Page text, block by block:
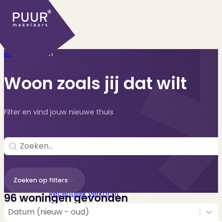
Ontdek onze woningen..
Recentelijk verkocht
Net te laat? Kijk mee..
Huurwoningen
Home Woningen
Woon zoals jij dat wilt
Filter en vind jouw nieuwe thuis
Search
Search content
Zoeken op filters
96 woningen gevonden
Sorting
Sort content
Datum (nieuw - oud)
Sort content